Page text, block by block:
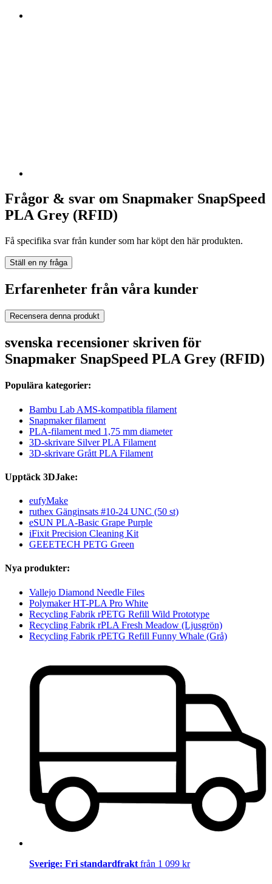
Frågor & svar om Snapmaker SnapSpeed
PLA Grey (RFID)
Få specifika svar från kunder som har köpt den här produkten.
Ställ en ny fråga
Erfarenheter från våra kunder
Recensera denna produkt
svenska recensioner skriven för
Snapmaker SnapSpeed PLA Grey (RFID)
Populära kategorier:
Bambu Lab AMS-kompatibla filament
Snapmaker filament
PLA-filament med 1,75 mm diameter
3D-skrivare Silver PLA Filament
3D-skrivare Grått PLA Filament
Upptäck 3DJake:
eufyMake
ruthex Gänginsats #10-24 UNC (50 st)
eSUN PLA-Basic Grape Purple
iFixit Precision Cleaning Kit
GEEETECH PETG Green
Nya produkter:
Vallejo Diamond Needle Files
Polymaker HT-PLA Pro White
Recycling Fabrik rPETG Refill Wild Prototype
Recycling Fabrik rPLA Fresh Meadow (Ljusgrön)
Recycling Fabrik rPETG Refill Funny Whale (Grå)
Sverige: Fri standardfrakt från 1 099 kr